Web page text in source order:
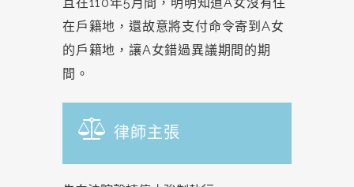
在戶籍地，還故意將支付命令寄到A女
的戶籍地，讓A女錯過異議期間的期
間。
律師主張